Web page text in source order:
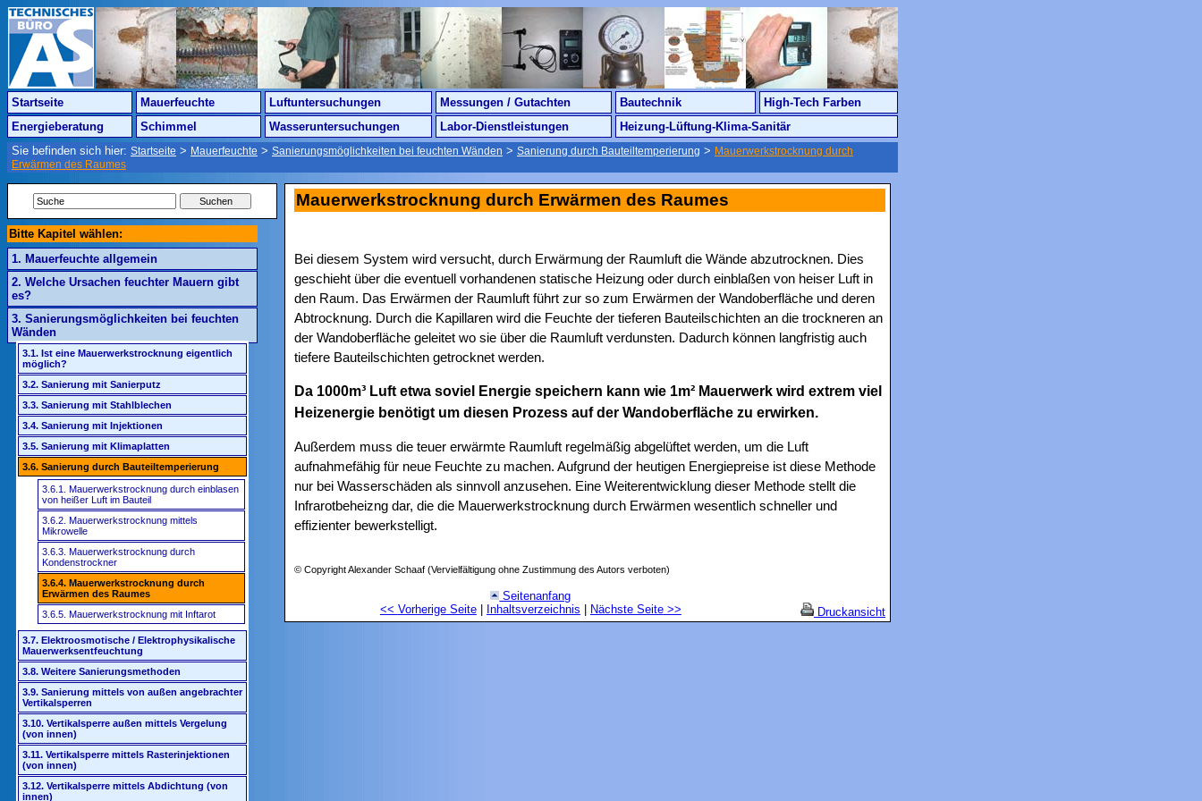
Startseite Mauerfeuchte Luftuntersuchungen Messungen / Gutachten Bautechnik
High-Tech Farben
Energieberatung
Schimmel Wasseruntersuchungen Labor-Dienstleistungen
Heizung-Lüftung-Klima-Sanitär
Sie befinden sich hier: Startseite > Mauerfeuchte > Sanierungsmöglichkeiten bei feuchten Wänden > Sanierung durch Bauteiltemperierung > Mauerwerkstrocknung durch
Erwärmen des Raumes
Bitte Kapitel wählen:
1. Mauerfeuchte allgemein
2. Welche Ursachen feuchter Mauern gibt
es?
3. Sanierungsmöglichkeiten bei feuchten
Wänden
3.1. Ist eine Mauerwerkstrocknung eigentlich
möglich?
3.2. Sanierung mit Sanierputz
3.3. Sanierung mit Stahlblechen
3.4. Sanierung mit Injektionen
3.5. Sanierung mit Klimaplatten
3.6. Sanierung durch Bauteiltemperierung
3.6.1. Mauerwerkstrocknung durch einblasen
von heißer Luft im Bauteil
3.6.2. Mauerwerkstrocknung mittels
Mikrowelle
3.6.3. Mauerwerkstrocknung durch
Kondenstrockner
3.6.4. Mauerwerkstrocknung durch
Erwärmen des Raumes
3.6.5. Mauerwerkstrocknung mit Inftarot
3.7. Elektroosmotische / Elektrophysikalische
Mauerwerksentfeuchtung
3.8. Weitere Sanierungsmethoden
3.9. Sanierung mittels von außen angebrachter
Vertikalsperren
3.10. Vertikalsperre außen mittels Vergelung
(von innen)
3.11. Vertikalsperre mittels Rasterinjektionen
(von innen)
3.12. Vertikalsperre mittels Abdichtung (von
innen)
Mauerwerkstrocknung durch Erwärmen des Raumes
Bei diesem System wird versucht, durch Erwärmung der Raumluft die Wände abzutrocknen. Dies
geschieht über die eventuell vorhandenen statische Heizung oder durch einblaßen von heiser Luft in
den Raum. Das Erwärmen der Raumluft führt zur so zum Erwärmen der Wandoberfläche und deren
Abtrocknung. Durch die Kapillaren wird die Feuchte der tieferen Bauteilschichten an die trockneren an
der Wandoberfläche geleitet wo sie über die Raumluft verdunsten. Dadurch können langfristig auch
tiefere Bauteilschichten getrocknet werden.
Da 1000m³ Luft etwa soviel Energie speichern kann wie 1m² Mauerwerk wird extrem viel
Heizenergie benötigt um diesen Prozess auf der Wandoberfläche zu erwirken.
Außerdem muss die teuer erwärmte Raumluft regelmäßig abgelüftet werden, um die Luft
aufnahmefähig für neue Feuchte zu machen. Aufgrund der heutigen Energiepreise ist diese Methode
nur bei Wasserschäden als sinnvoll anzusehen. Eine Weiterentwicklung dieser Methode stellt die
Infrarotbeheizng dar, die die Mauerwerkstrocknung durch Erwärmen wesentlich schneller und
effizienter bewerkstelligt.
© Copyright Alexander Schaaf (Vervielfältigung ohne Zustimmung des Autors verboten)
Seitenanfang
<< Vorherige Seite| Inhaltsverzeichnis | Nächste Seite>> Druckansicht